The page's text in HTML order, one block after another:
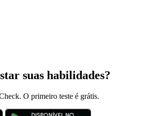
suas habilidades?
O primeiro teste é grátis.